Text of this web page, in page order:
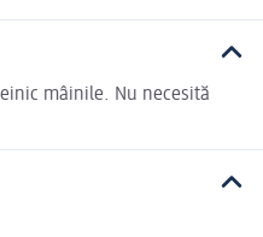
mâinile. Nu necesită